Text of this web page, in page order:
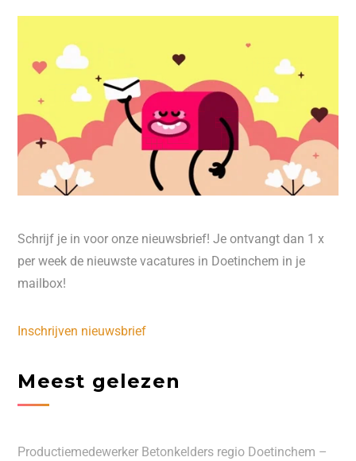
Schrijf je in voor onze nieuwsbrief! Je ontvangt dan 1 x
per week de nieuwste vacatures in Doetinchem in je
mailbox!
Inschrijven nieuwsbrief
Meest gelezen
Productiemedewerker Betonkelders regio Doetinchem –